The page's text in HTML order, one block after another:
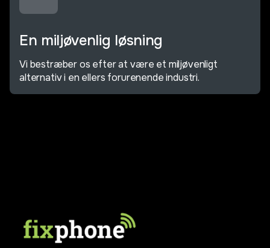
En miljøvenlig løsning
Vi bestræber os efter at være et miljøvenligt
alternativ i en ellers forurenende industri.